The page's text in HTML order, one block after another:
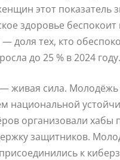
этот показатель
здоровье
доля тех, кто
до 25 % в 2024 году.
живая сила.
национальной
организовали
защитников.
к